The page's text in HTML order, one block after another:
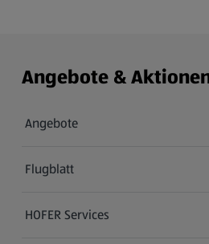
Angebote &
Angebote
Flugblatt
HOFER Services